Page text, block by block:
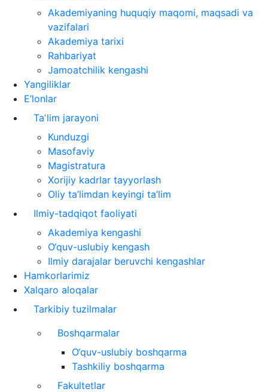
Akademiyaning huquqiy maqomi, maqsadi va
vazifalari
Akademiya tarixi
Rahbariyat
Jamoatchilik kengashi
Yangiliklar
E’lonlar
Taʼlim jarayoni
Kunduzgi
Masofaviy
Magistratura
Xorijiy kadrlar tayyorlash
Oliy ta’limdan keyingi ta’lim
Ilmiy-tadqiqot faoliyati
Akademiya kengashi
O‘quv-uslubiy kengash
Ilmiy darajalar beruvchi kengashlar
Hamkorlarimiz
Xalqaro aloqalar
Tarkibiy tuzilmalar
Boshqarmalar
O‘quv-uslubiy boshqarma
Tashkiliy boshqarma
Fakultetlar